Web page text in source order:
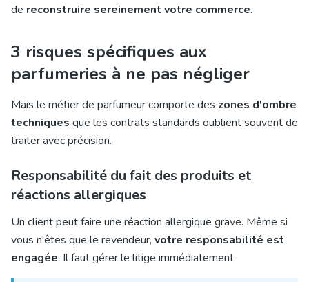
de reconstruire sereinement votre commerce.
3 risques spécifiques aux
parfumeries à ne pas négliger
Mais le métier de parfumeur comporte des zones d'ombre
techniques que les contrats standards oublient souvent de
traiter avec précision.
Responsabilité du fait des produits et
réactions allergiques
Un client peut faire une réaction allergique grave. Même si
vous n'êtes que le revendeur, votre responsabilité est
engagée. Il faut gérer le litige immédiatement.